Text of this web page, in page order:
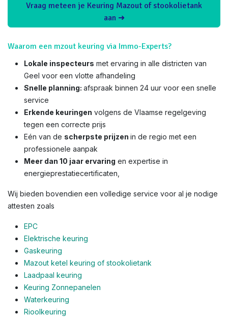
Vraag meteen je Keuring Mazout of stookolietank
aan ➜
Waarom een mzout keuring via Immo-Experts?
Lokale inspecteurs met ervaring in alle districten van
Geel voor een vlotte afhandeling
Snelle planning: afspraak binnen 24 uur voor een snelle
service
Erkende keuringen volgens de Vlaamse regelgeving
tegen een correcte prijs
Eén van de scherpste prijzen in de regio met een
professionele aanpak
Meer dan 10 jaar ervaring en expertise in
energieprestatiecertificaten,
Wij bieden bovendien een volledige service voor al je nodige
attesten zoals
EPC
Elektrische keuring
Gaskeuring
Mazout ketel keuring of stookolietank
Laadpaal keuring
Keuring Zonnepanelen
Waterkeuring
Rioolkeuring